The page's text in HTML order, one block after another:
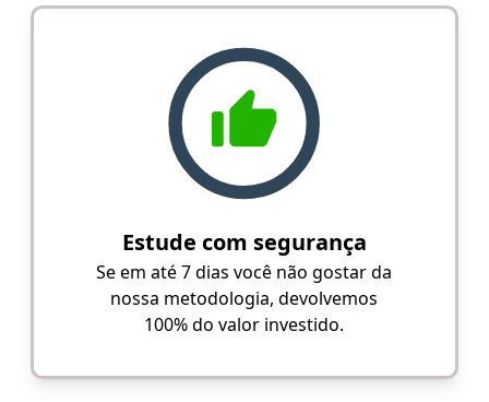
Estude com segurança
Se em até 7 dias você não gostar da
nossa metodologia, devolvemos
100% do valor investido.